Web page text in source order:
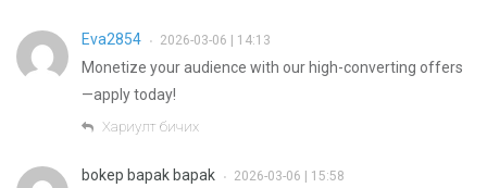
Eva2854 • 2026-03-06 | 14:13
Monetize your audience with our high-converting offers
—apply today!
Хариулт бичих
bokep bapak bapak • 2026-03-06 | 15:58